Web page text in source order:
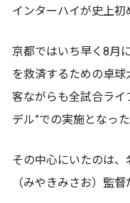
インターハイが史上初
京都ではいち早く8月
を救済するための卓
客ながらも全試合ライ
デル”での実施となった
その中心にいたのは
（みやきみさお）監督